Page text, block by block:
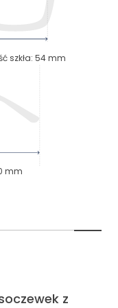
szkła: 54mm
mm
z